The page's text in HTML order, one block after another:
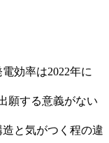
効率は2022年に
願する意義がない
と気がつく程の違